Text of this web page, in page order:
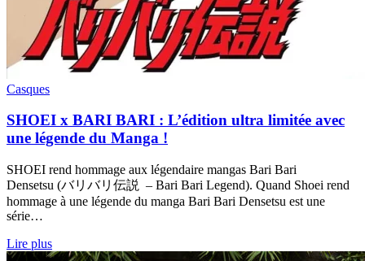
Casques
SHOEI x BARI BARI : L’édition ultra limitée avec
une légende du Manga !
SHOEI rend hommage aux légendaire mangas Bari Bari
Densetsu (バリバリ伝説 – Bari Bari Legend). Quand Shoei rend
hommage à une légende du manga Bari Bari Densetsu est une
série…
Lire plus